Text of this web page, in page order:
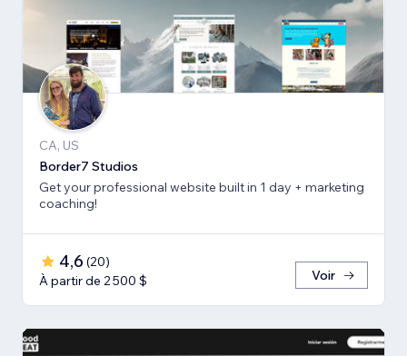
CA, US
Border7 Studios
Get your professional website built in 1 day + marketing
coaching!
4,6 (20)
À partir de 2 500 $
Voir